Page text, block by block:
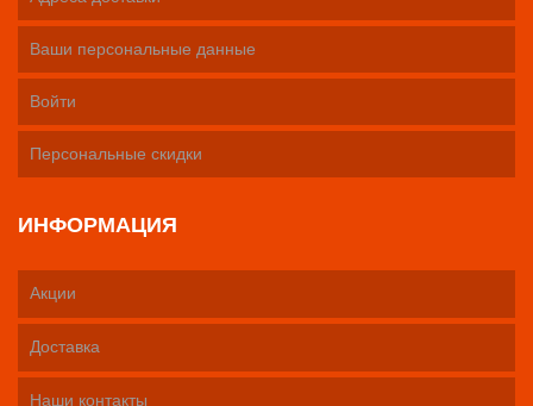
Ваши персональные данные
Войти
Персональные скидки
ИНФОРМАЦИЯ
Акции
Доставка
Наши контакты